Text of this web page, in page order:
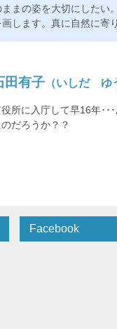
まの姿を大切にしたい
します。真に自然に寄
田有子（いしだ ゆ
所に入庁して早16年･･
だろうか？？
Facebook